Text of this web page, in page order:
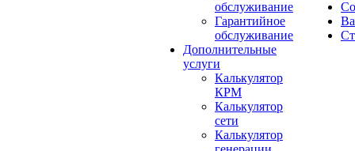
обслуживание
Гарантийное
обслуживание
Дополнительные
услуги
Калькулятор
КРМ
Калькулятор
сети
Калькулятор